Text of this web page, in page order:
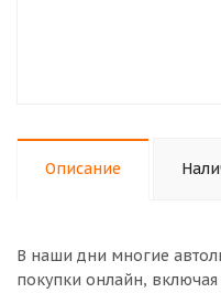
Описание
В наши дни многие
покупки онлайн,